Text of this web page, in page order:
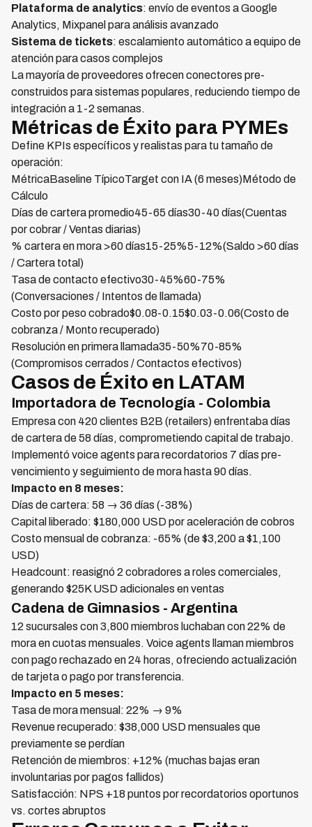
Plataforma de analytics: envío de eventos a Google
Analytics, Mixpanel para análisis avanzado
Sistema de tickets: escalamiento automático a equipo de
atención para casos complejos
La mayoría de proveedores ofrecen conectores pre-
construidos para sistemas populares, reduciendo tiempo de
integración a 1-2 semanas.
Métricas de Éxito para PYMEs
Define KPIs específicos y realistas para tu tamaño de
operación:
MétricaBaseline TípicoTarget con IA (6 meses)Método de
Cálculo
Días de cartera promedio45-65 días30-40 días(Cuentas
por cobrar / Ventas diarias)
% cartera en mora >60 días15-25%5-12%(Saldo >60 días
/ Cartera total)
Tasa de contacto efectivo30-45%60-75%
(Conversaciones / Intentos de llamada)
Costo por peso cobrado$0.08-0.15$0.03-0.06(Costo de
cobranza / Monto recuperado)
Resolución en primera llamada35-50%70-85%
(Compromisos cerrados / Contactos efectivos)
Casos de Éxito en LATAM
Importadora de Tecnología - Colombia
Empresa con 420 clientes B2B (retailers) enfrentaba días
de cartera de 58 días, comprometiendo capital de trabajo.
Implementó voice agents para recordatorios 7 días pre-
vencimiento y seguimiento de mora hasta 90 días.
Impacto en 8 meses:
Días de cartera: 58 → 36 días (-38%)
Capital liberado: $180,000 USD por aceleración de cobros
Costo mensual de cobranza: -65% (de $3,200 a $1,100
USD)
Headcount: reasignó 2 cobradores a roles comerciales,
generando $25K USD adicionales en ventas
Cadena de Gimnasios - Argentina
12 sucursales con 3,800 miembros luchaban con 22% de
mora en cuotas mensuales. Voice agents llaman miembros
con pago rechazado en 24 horas, ofreciendo actualización
de tarjeta o pago por transferencia.
Impacto en 5 meses:
Tasa de mora mensual: 22% → 9%
Revenue recuperado: $38,000 USD mensuales que
previamente se perdían
Retención de miembros: +12% (muchas bajas eran
involuntarias por pagos fallidos)
Satisfacción: NPS +18 puntos por recordatorios oportunos
vs. cortes abruptos